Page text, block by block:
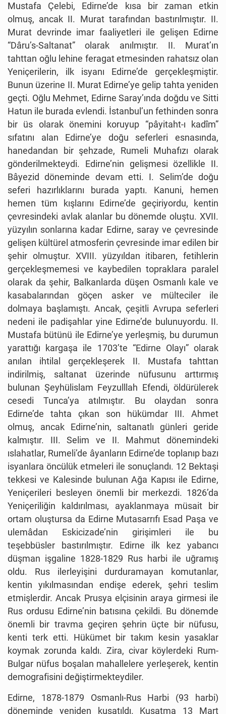
Mustafa Çelebi, Edirne’de kısa bir zaman etkin
olmuş, ancak II. Murat tarafından bastırılmıştır. II.
Murat devrinde imar faaliyetleri ile gelişen Edirne
“Dâru’s-Saltanat” olarak anılmıştır. II. Murat’ın
tahttan oğlu lehine feragat etmesinden rahatsız olan
Yeniçerilerin, ilk isyanı Edirne’de gerçekleşmiştir.
Bunun üzerine II. Murat Edirne’ye gelip tahta yeniden
geçti. Oğlu Mehmet, Edirne Saray’ında doğdu ve Sitti
Hatun ile burada evlendi. İstanbul’un fethinden sonra
bir üs olarak önemini koruyup “pâyitaht-ı kadîm”
sıfatını alan Edirne’ye doğu seferleri esnasında,
hanedandan bir şehzade, Rumeli Muhafızı olarak
gönderilmekteydi. Edirne’nin gelişmesi özellikle II.
Bâyezid döneminde devam etti. I. Selim’de doğu
seferi hazırlıklarını burada yaptı. Kanuni, hemen
hemen tüm kışlarını Edirne’de geçiriyordu, kentin
çevresindeki avlak alanlar bu dönemde oluştu. XVII.
yüzyılın sonlarına kadar Edirne, saray ve çevresinde
gelişen kültürel atmosferin çevresinde imar edilen bir
şehir olmuştur. XVIII. yüzyıldan itibaren, fetihlerin
gerçekleşmemesi ve kaybedilen topraklara paralel
olarak da şehir, Balkanlarda düşen Osmanlı kale ve
kasabalarından göçen asker ve mülteciler ile
dolmaya başlamıştı. Ancak, çeşitli Avrupa seferleri
nedeni ile padişahlar yine Edirne’de bulunuyordu. II.
Mustafa bütünü ile Edirne’ye yerleşmiş, bu durumun
yarattığı kargaşa ile 1703’te “Edirne Olayı” olarak
anılan ihtilal gerçekleşerek II. Mustafa tahttan
indirilmiş, saltanat üzerinde nüfusunu arttırmış
bulunan Şeyhülislam Feyzulllah Efendi, öldürülerek
cesedi Tunca’ya atılmıştır. Bu olaydan sonra
Edirne’de tahta çıkan son hükümdar III. Ahmet
olmuş, ancak Edirne’nin, saltanatlı günleri geride
kalmıştır. III. Selim ve II. Mahmut dönemindeki
ıslahatlar, Rumeli’de âyanların Edirne’de toplanıp bazı
isyanlara öncülük etmeleri ile sonuçlandı. 12 Bektaşi
tekkesi ve Kalesinde bulunan Ağa Kapısı ile Edirne,
Yeniçerileri besleyen önemli bir merkezdi. 1826’da
Yeniçeriliğin kaldırılması, ayaklanmaya müsait bir
ortam oluştursa da Edirne Mutasarrıfı Esad Paşa ve
ulemâdan Eskicizade’nin girişimleri ile bu
teşebbüsler bastırılmıştır. Edirne ilk kez yabancı
düşman işgaline 1828-1829 Rus harbi ile uğramış
oldu. Rus ilerleyişini durduramayan komutanlar,
kentin yıkılmasından endişe ederek, şehri teslim
etmişlerdir. Ancak Prusya elçisinin araya girmesi ile
Rus ordusu Edirne’nin batısına çekildi. Bu dönemde
önemli bir travma geçiren şehrin üçte bir nüfusu,
kenti terk etti. Hükümet bir takım kesin yasaklar
koymak zorunda kaldı. Zira, civar köylerdeki Rum-
Bulgar nüfus boşalan mahallelere yerleşerek, kentin
demografisini değiştirmekteydiler.
Edirne, 1878-1879 Osmanlı-Rus Harbi (93 harbi)
döneminde yeniden kuşatıldı. Kuşatma 13 Mart